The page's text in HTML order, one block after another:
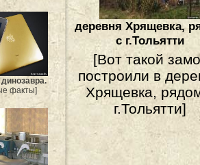
динозавра.
факты]
деревня Хрящевка,
с г.Тольятти
[Вот такой
построили в
Хрящевка,
г.Тольятти]